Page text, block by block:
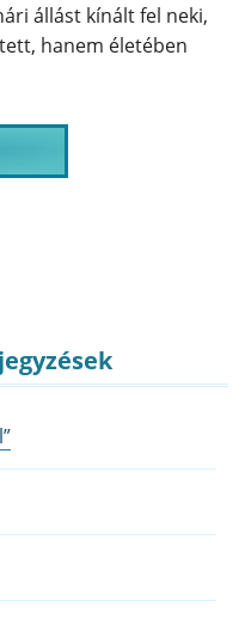
állást kínált fel neki,
hanem életében